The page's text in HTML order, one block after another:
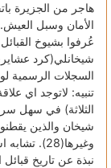
الأمان وسبل العيش.
عُرفوا بشيوخ
شيخانلي(كرد
السجلات الرسمية
تنبيه: لاتوجد اي
الثلاثة) في سهل
شيخان والذين
وغيرها(28). تشابه اسماء فقط.
نبذة عن تاريخ قبائل